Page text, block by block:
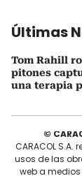
Últimas
Tom Rahill
pitones
una terapia
©
CARACOL
usos de las
web a